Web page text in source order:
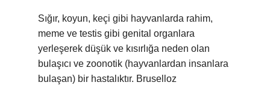
Sığır, koyun, keçi gibi hayvanlarda rahim,
meme ve testis gibi genital organlara
yerleşerek düşük ve kısırlığa neden olan
bulaşıcı ve zoonotik (hayvanlardan insanlara
bulaşan) bir hastalıktır. Bruselloz